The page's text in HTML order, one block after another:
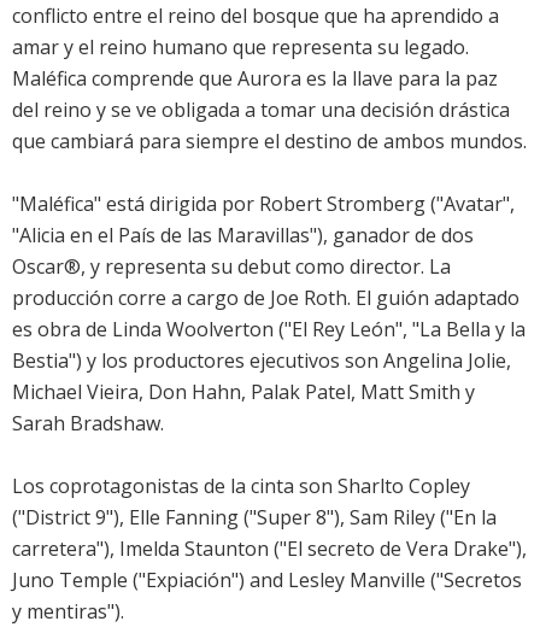
conflicto entre el reino del bosque que ha aprendido a
amar y el reino humano que representa su legado.
Maléfica comprende que Aurora es la llave para la paz
del reino y se ve obligada a tomar una decisión drástica
que cambiará para siempre el destino de ambos mundos.
"Maléfica" está dirigida por Robert Stromberg ("Avatar",
"Alicia en el País de las Maravillas"), ganador de dos
Oscar®, y representa su debut como director. La
producción corre a cargo de Joe Roth. El guión adaptado
es obra de Linda Woolverton ("El Rey León", "La Bella y la
Bestia") y los productores ejecutivos son Angelina Jolie,
Michael Vieira, Don Hahn, Palak Patel, Matt Smith y
Sarah Bradshaw.
Los coprotagonistas de la cinta son Sharlto Copley
("District 9"), Elle Fanning ("Super 8"), Sam Riley ("En la
carretera"), Imelda Staunton ("El secreto de Vera Drake"),
Juno Temple ("Expiación") and Lesley Manville ("Secretos
y mentiras").